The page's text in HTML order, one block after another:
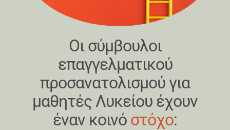
Οι σύμβουλοι
επαγγελματικού
προσανατολισμού για
μαθητές Λυκείου έχουν
έναν κοινό στόχο: